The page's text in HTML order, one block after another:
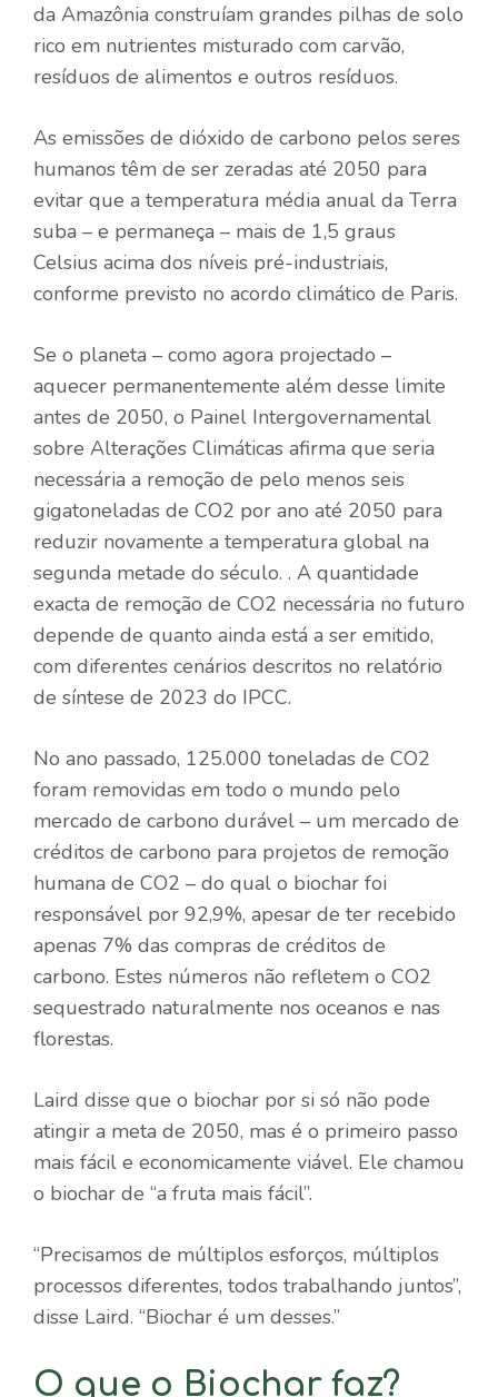
da Amazônia construíam grandes pilhas de solo
rico em nutrientes misturado com carvão,
resíduos de alimentos e outros resíduos.
As emissões de dióxido de carbono pelos seres
humanos têm de ser zeradas até 2050 para
evitar que a temperatura média anual da Terra
suba – e permaneça – mais de 1,5 graus
Celsius acima dos níveis pré-industriais,
conforme previsto no acordo climático de Paris.
Se o planeta – como agora projectado –
aquecer permanentemente além desse limite
antes de 2050, o Painel Intergovernamental
sobre Alterações Climáticas afirma que seria
necessária a remoção de pelo menos seis
gigatoneladas de CO2 por ano até 2050 para
reduzir novamente a temperatura global na
segunda metade do século. . A quantidade
exacta de remoção de CO2 necessária no futuro
depende de quanto ainda está a ser emitido,
com diferentes cenários descritos no relatório
de síntese de 2023 do IPCC.
No ano passado, 125.000 toneladas de CO2
foram removidas em todo o mundo pelo
mercado de carbono durável – um mercado de
créditos de carbono para projetos de remoção
humana de CO2 – do qual o biochar foi
responsável por 92,9%, apesar de ter recebido
apenas 7% das compras de créditos de
carbono. Estes números não refletem o CO2
sequestrado naturalmente nos oceanos e nas
florestas.
Laird disse que o biochar por si só não pode
atingir a meta de 2050, mas é o primeiro passo
mais fácil e economicamente viável. Ele chamou
o biochar de “a fruta mais fácil”.
“Precisamos de múltiplos esforços, múltiplos
processos diferentes, todos trabalhando juntos”,
disse Laird. “Biochar é um desses.”
O que o Biochar faz?